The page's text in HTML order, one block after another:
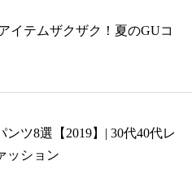
イテムザクザク！夏のGUコ
ンツ8選【2019】| 30代40代レ
ッション